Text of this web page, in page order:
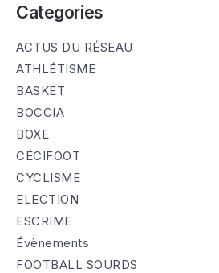
Categories
ACTUS DU RÉSEAU
ATHLÉTISME
BASKET
BOCCIA
BOXE
CÉCIFOOT
CYCLISME
ELECTION
ESCRIME
Évènements
FOOTBALL SOURDS